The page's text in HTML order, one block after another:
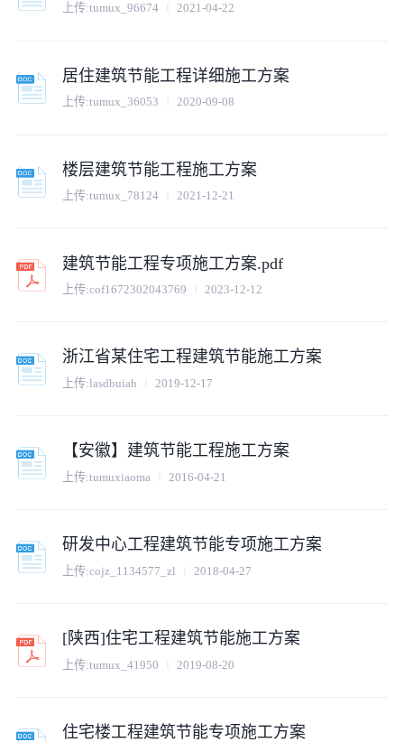
上传:tumux_96674 2021-04-22
居住建筑节能工程详细施工方案
上传:tumux_36053 2020-09-08
楼层建筑节能工程施工方案
上传:tumux_78124 2021-12-21
建筑节能工程专项施工方案.pdf
上传:cof1672302043769 2023-12-12
浙江省某住宅工程建筑节能施工方案
上传:lasdbuiah 2019-12-17
【安徽】建筑节能工程施工方案
上传:tumuxiaoma 2016-04-21
研发中心工程建筑节能专项施工方案
上传:cojz_1134577_zl 2018-04-27
[陕西]住宅工程建筑节能施工方案
上传:tumux_41950 2019-08-20
住宅楼工程建筑节能专项施工方案